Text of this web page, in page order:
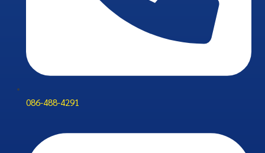
086-488-4291